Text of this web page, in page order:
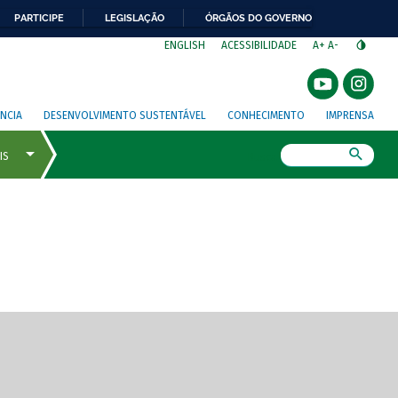
PARTICIPE LEGISLAÇÃO ÓRGÃOS DO GOVERNO
ENGLISH ACESSIBILIDADE A+ A-
DESENVOLVIMENTO SUSTENTÁVEL CONHECIMENTO IMPRENSA
de tela